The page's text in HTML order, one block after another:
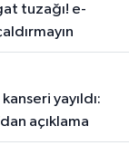
açıklama